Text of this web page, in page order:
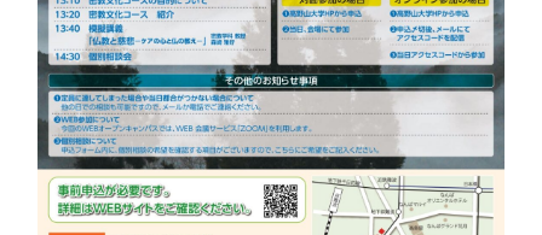
ご支援をお考えの方へ Language